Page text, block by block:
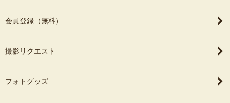
会員登録（無料）
撮影リクエスト
フォトグッズ